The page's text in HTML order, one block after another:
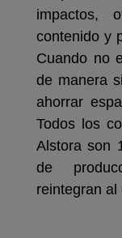
impactos,
contenido y
Cuando no
de manera
ahorrar
Todos los
Alstora son
de
reintegran al